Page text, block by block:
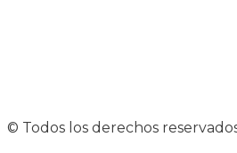
© Todos los derechos